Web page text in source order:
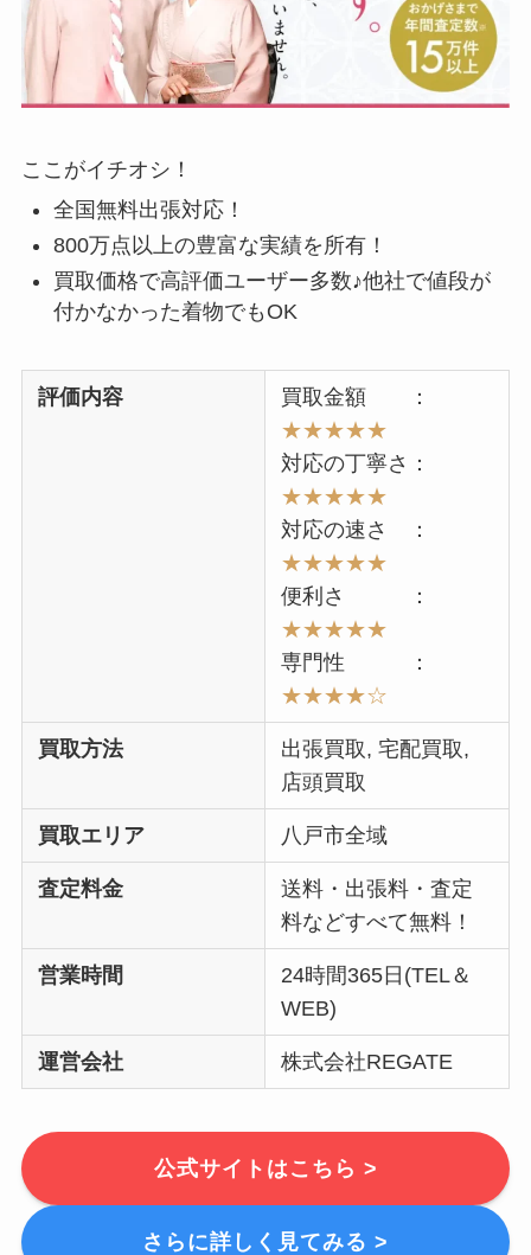
ここがイチオシ！
全国無料出張対応！
800万点以上の豊富な実績を所有！
買取価格で高評価ユーザー多数♪他社で値段が
付かなかった着物でもOK
評価内容
買取金額 ：
★★★★★
対応の丁寧さ：
★★★★★
対応の速さ ：
★★★★★
便利さ ：
★★★★★
専門性 ：
★★★★☆
買取方法
出張買取, 宅配買取,
店頭買取
買取エリア 八戸市全域
査定料金
送料・出張料・査定
料などすべて無料！
営業時間
24時間365日(TEL＆
WEB)
運営会社 株式会社REGATE
公式サイトはこちら >
さらに詳しく見てみる >